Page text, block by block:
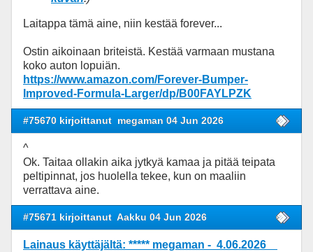
Laitappa tämä aine, niin kestää forever...
Ostin aikoinaan briteistä. Kestää varmaan mustana
koko auton lopuiän.
https://www.amazon.com/Forever-Bumper-
Improved-Formula-Larger/dp/B00FAYLPZK
#75670 kirjoittanut megaman 04 Jun 2026
^
Ok. Taitaa ollakin aika jytkyä kamaa ja pitää teipata
peltipinnat, jos huolella tekee, kun on maaliin
verrattava aine.
#75671 kirjoittanut Aakku 04 Jun 2026
Lainaus käyttäjältä: ***** megaman - 4.06.2026